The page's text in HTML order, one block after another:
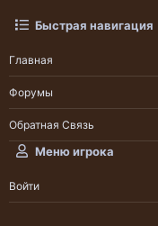
Быстрая навигация
Главная
Форумы
Обратная Связь
Меню игрока
Войти